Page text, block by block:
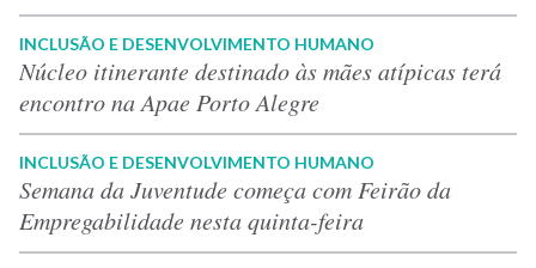
INCLUSÃO E DESENVOLVIMENTO HUMANO
Núcleo itinerante destinado às mães atípicas terá
encontro na Apae Porto Alegre
INCLUSÃO E DESENVOLVIMENTO HUMANO
Semana da Juventude começa com Feirão da
Empregabilidade nesta quinta-feira